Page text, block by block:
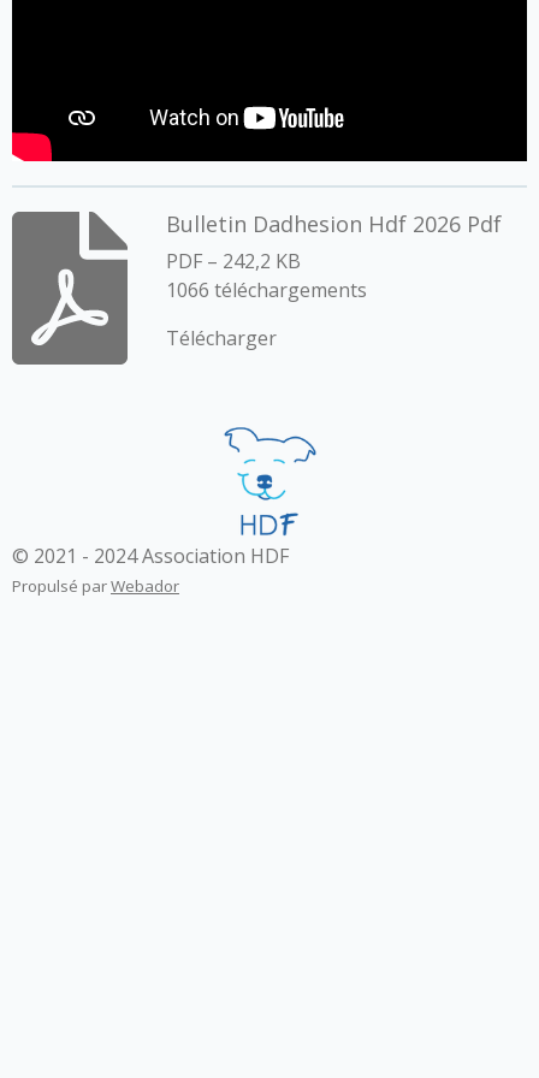
Bulletin Dadhesion Hdf 2026 Pdf
PDF – 242,2 KB
1066 téléchargements
Télécharger
© 2021 - 2024 Association HDF
Propulsé parWebador